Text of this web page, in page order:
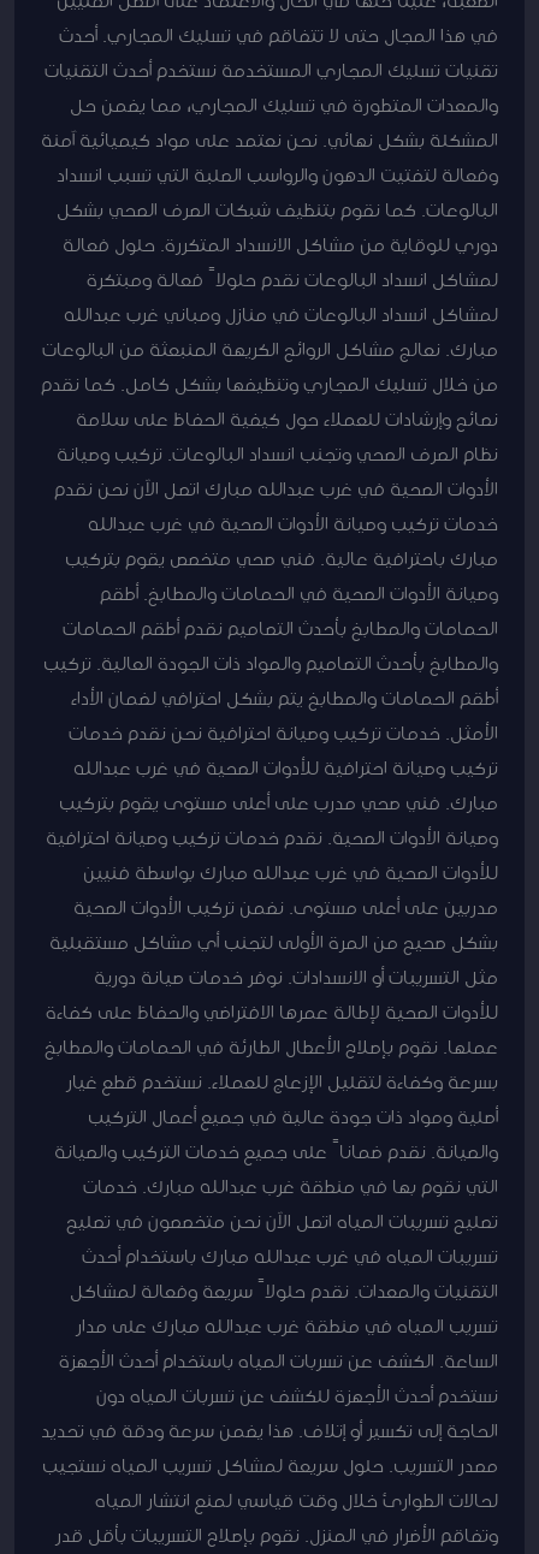
في هذا المجال حتى لا تتفاقم في تسليك المجاري. أحدث
تقنيات تسليك المجاري المستخدمة نستخدم أحدث التقنيات
والمعدات المتطورة في تسليك المجاري، مما يضمن حل
المشكلة بشكل نهائي. نحن نعتمد على مواد كيميائية آمنة
وفعالة لتفتيت الدهون والرواسب الصلبة التي تسبب انسداد
البالوعات. كما نقوم بتنظيف شبكات الصرف الصحي بشكل
دوري للوقاية من مشاكل الانسداد المتكررة. حلول فعالة
لمشاكل انسداد البالوعات نقدم حلولاً فعالة ومبتكرة
لمشاكل انسداد البالوعات في منازل ومباني غرب عبدالله
مبارك. نعالج مشاكل الروائح الكريهة المنبعثة من البالوعات
من خلال تسليك المجاري وتنظيفها بشكل كامل. كما نقدم
نصائح وإرشادات للعملاء حول كيفية الحفاظ على سلامة
نظام الصرف الصحي وتجنب انسداد البالوعات. تركيب وصيانة
الأدوات الصحية في غرب عبدالله مبارك اتصل الآن نحن نقدم
خدمات تركيب وصيانة الأدوات الصحية في غرب عبدالله
مبارك باحترافية عالية. فني صحي متخصص يقوم بتركيب
وصيانة الأدوات الصحية في الحمامات والمطابخ. أطقم
الحمامات والمطابخ بأحدث التصاميم نقدم أطقم الحمامات
والمطابخ بأحدث التصاميم والمواد ذات الجودة العالية. تركيب
أطقم الحمامات والمطابخ يتم بشكل احترافي لضمان الأداء
الأمثل. خدمات تركيب وصيانة احترافية نحن نقدم خدمات
تركيب وصيانة احترافية للأدوات الصحية في غرب عبدالله
مبارك. فني صحي مدرب على أعلى مستوى يقوم بتركيب
وصيانة الأدوات الصحية. نقدم خدمات تركيب وصيانة احترافية
للأدوات الصحية في غرب عبدالله مبارك بواسطة فنيين
مدربين على أعلى مستوى. نضمن تركيب الأدوات الصحية
بشكل صحيح من المرة الأولى لتجنب أي مشاكل مستقبلية
مثل التسريبات أو الانسدادات. نوفر خدمات صيانة دورية
للأدوات الصحية لإطالة عمرها الافتراضي والحفاظ على كفاءة
عملها. نقوم بإصلاح الأعطال الطارئة في الحمامات والمطابخ
بسرعة وكفاءة لتقليل الإزعاج للعملاء. نستخدم قطع غيار
أصلية ومواد ذات جودة عالية في جميع أعمال التركيب
والصيانة. نقدم ضماناً على جميع خدمات التركيب والصيانة
التي نقوم بها في منطقة غرب عبدالله مبارك. خدمات
تصليح تسريبات المياه اتصل الآن نحن متخصصون في تصليح
تسريبات المياه في غرب عبدالله مبارك باستخدام أحدث
التقنيات والمعدات. نقدم حلولاً سريعة وفعالة لمشاكل
تسريب المياه في منطقة غرب عبدالله مبارك على مدار
الساعة. الكشف عن تسربات المياه باستخدام أحدث الأجهزة
نستخدم أحدث الأجهزة للكشف عن تسربات المياه دون
الحاجة إلى تكسير أو إتلاف. هذا يضمن سرعة ودقة في تحديد
مصدر التسريب. حلول سريعة لمشاكل تسريب المياه نستجيب
لحالات الطوارئ خلال وقت قياسي لمنع انتشار المياه
وتفاقم الأضرار في المنزل. نقوم بإصلاح التسريبات بأقل قدر